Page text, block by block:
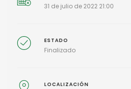
31 de julio de 2022 21:00
ESTADO
Finalizado
LOCALIZACIÓN